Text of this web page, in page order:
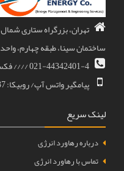
ساختمان سینا، طبقه چهارم، واحد ۱۴ // کد پستی: ۱۴۸۱۹۴۳۹۴۵
021-44342401-4 //// فکس: 44342400-021
پیامگیر واتس آپ/ روبیکا: 09195623237
لینک سریع
درباره رهاورد انرژی
تماس با رهاورد انرژی